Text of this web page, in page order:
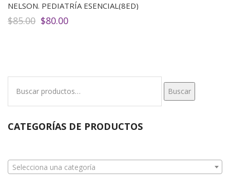
NELSON. PEDIATRÍA ESENCIAL(8ED)
$85.00 El
$80.00El
Buscar
CATEGORÍAS DE PRODUCTOS
Selecciona una categoría